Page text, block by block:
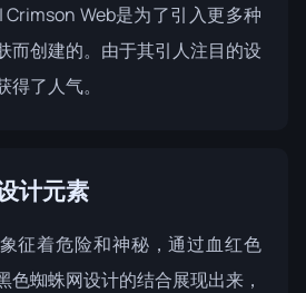
Web是为了引入更多种
而创建的。由于其引人注目的设
了人气。
计元素
征着危险和神秘，通过血红色
色蜘蛛网设计的结合展现出来，